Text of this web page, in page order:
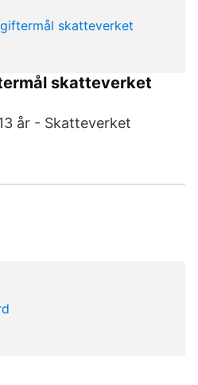
skatteverket
år - Skatteverket